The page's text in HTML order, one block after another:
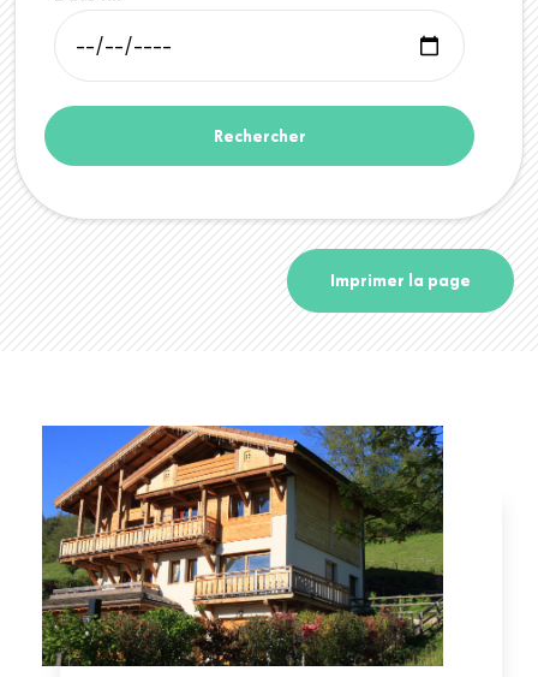
Imprimer la page